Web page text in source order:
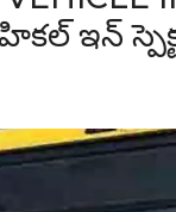
ఇన్